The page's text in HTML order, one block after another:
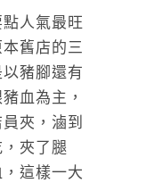
人氣最旺
舊店的三
豬腳還有
血為主，
夾，滷到
夾了腿
這樣一大